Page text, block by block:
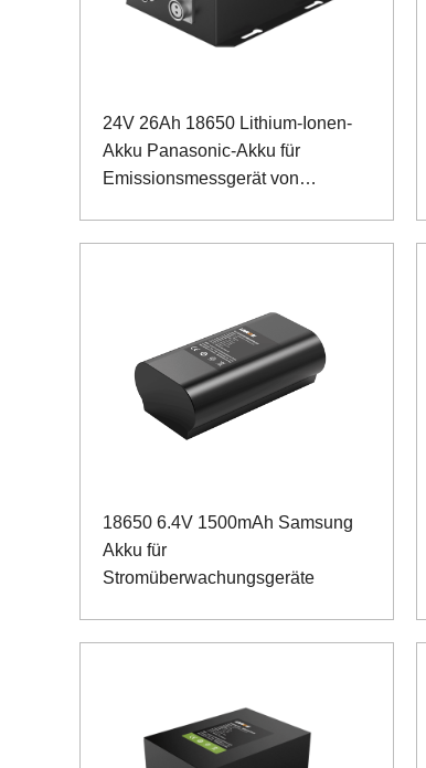
24V 26Ah 18650 Lithium-Ionen-
Akku Panasonic-Akku für
Emissionsmessgerät von
18650 6.4V 1500mAh Samsung
Akku für
Stromüberwachungsgeräte